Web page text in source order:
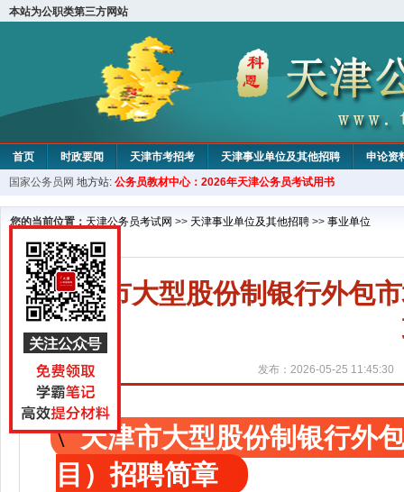
本站为公职类第三方网站
首页 时政要闻 天津市考招考 天津事业单位及其他招聘 申论资
教材中心
国家公务员网 地方站: 公务员教材中心：2026年天津公务员考试用书
您的当前位置： 天津公务员考试网 >> 天津事业单位及其他招聘 >> 事业单位
天津市大型股份制银行外包
发布：2026-05-25 11:45:30
天津市大型股份制银行外
目）招聘简章